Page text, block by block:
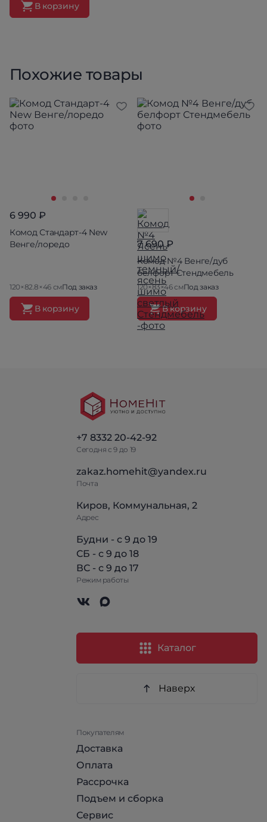
В корзину
Похожие товары
6 990 ₽
Комод Стандарт-4 New
Венге/лоредо
120×82.8×46 смПод заказ
В корзину
7 690 ₽
Комод №4 Венге/дуб
белфорт Стендмебель
120×83×46 смПод заказ
В корзину
+7 8332 20-42-92
Сегодня с 9 до 19
zakaz.homehit@yandex.ru
Почта
Киров, Коммунальная, 2
Адрес
Будни - с 9 до 19
СБ - с 9 до 18
ВС - с 9 до 17
Режим работы
Каталог
Наверх
Покупателям
Доставка
Оплата
Рассрочка
Подъем и сборка
Сервис